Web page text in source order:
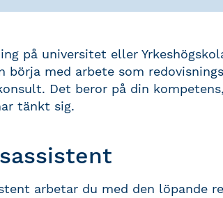
på universitet eller
börja med arbete som
Det beror på din
tänkt sig.
arbetar du med den löpande